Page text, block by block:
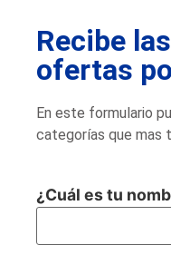
Recibe
ofertas
En este formulario
categorías que mas
¿Cuál es tu